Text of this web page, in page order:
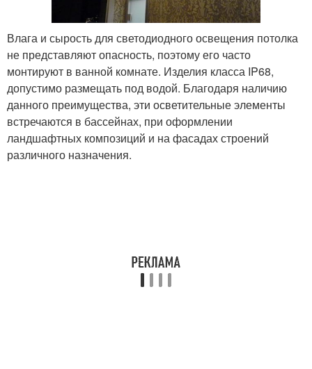
Влага и сырость для светодиодного освещения потолка
не представляют опасность, поэтому его часто
монтируют в ванной комнате. Изделия класса IP68,
допустимо размещать под водой. Благодаря наличию
данного преимущества, эти осветительные элементы
встречаются в бассейнах, при оформлении
ландшафтных композиций и на фасадах строений
различного назначения.